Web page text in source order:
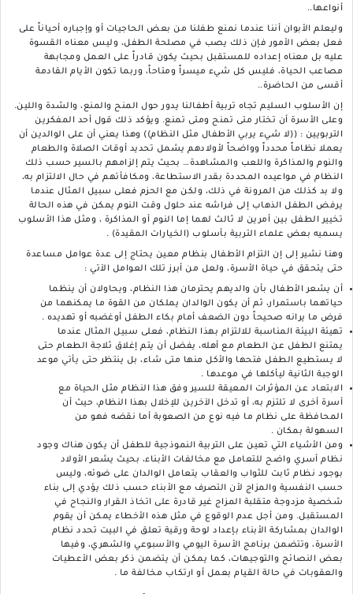
أنواعها..
وليعلم الأبوان أننا عندما نمنع طفلنا من بعض الحاجيات أو وإجباره أحياناً على
فعل بعض الأمور فإن ذلك يصب في مصلحة الطفل، وليس معناه القسوة
عليه بل معناه إعداده للمستقبل بحيث يكون قادراً على العمل ومجابهة
مصاعب الحياة، فليس كل شيء ميسراً ومتاحاً، وربما تكون الأيام القادمة
أقسى من الحاضرة..
إن الأسلوب السليم تجاه تربية أطفالنا يدور حول المنح والمنع، والشدة واللين.
وعلى الأسرة أن تختار متى تمنح ومتى تمنع. ويؤكد ذلك قول أحد المفكرين
التربويين : ((لا شيء يربي الأطفال مثل النظام)) وهذا يعني أن على الوالدين أن
يعملا نظاماً محدداً وواضحاً لأولادهم يشمل تحديد أوقات الصلاة والطعام
والنوم والمذاكرة واللعب والمشاهدة… بحيث يتم إلزامهم بالسير حسب ذلك
النظام في مواعيده المحددة بقدر الاستطاعة، ومكافأتهم في حال الالتزام به،
ولا بد كذلك من المرونة في ذلك، ولكن مع الحزم فعلى سبيل المثال عندما
يرفض الطفل الذهاب إلى فراشه عند حلول وقت النوم يمكن في هذه الحالة
تخيير الطفل بين أمرين لا ثالث لهما إما النوم أو المذاكرة ، ومثل هذا الأسلوب
يسميه بعض علماء التربية بأسلوب (الخيارات المقيدة) .
وهنا نشير إلى إن التزام الأطفال بنظام معين يحتاج إلى عدة عوامل مساعدة
حتى يتحقق في حياة الأسرة، ولعل من أبرز تلك العوامل الآتي :
أن يشعر الأطفال بأن والديهم يحترمان هذا النظام، ويحاولان أن ينظما
حياتهما باستمرار، ثم أن يكون الوالدان يملكان من القوة ما يمكنهما من
فرض ما يرانه صحيحاً دون الضعف أمام بكاء الطفل أوغضبه أو تهديده .
تهيئة البيئة المناسبة للالتزام بهذا النظام، فعلى سبيل المثال عندما
يمتنع الطفل عن الطعام مع أهله، يفضل أن يتم إغلاق ثلاجة الطعام حتى
لا يستطيع الطفل فتحها والأكل منها متى شاء، بل ينتظر حتى يأتي موعد
الوجبة الثانية ليأكلها في موعدها .
الابتعاد عن المؤثرات المعيقة للسير وفق هذا النظام مثل الحياة مع
أسرة أخرى لا تلتزم به، أو تدخل الآخرين للإخلال بهذا النظام، حيث أن
المحافظة على نظام ما فيه نوع من الصعوبة أما نقضه فهو من
السهولة بمكان .
ومن الأشياء التي تعين على التربية النموذجية للطفل أن يكون هناك وجود
نظام أسري واضح للتعامل مع مخالفات الأبناء، بحيث يشعر الأولاد
بوجود نظام ثابت للثواب والعقاب يتعامل الوالدان على ضوئه، وليس
حسب النفسية والمزاج لأن التصرف مع الأبناء حسب ذلك يؤدي إلى بناء
شخصية مزدوجة متقلبة المزاج غير قادرة على اتخاذ القرار والنجاح في
المستقبل. ومن أجل عدم الوقوع في مثل هذه الأخطاء يمكن أن يقوم
الوالدان بمشاركة الأبناء بإعداد لوحة ورقية تعلق في البيت تحدد نظام
الأسرة، وتتضمن برنامج الأسرة اليومي والأسبوعي والشهري، وفيها
بعض النصائح والتوجيهات، كما يمكن أن يتضمن ذكر بعض الأعطيات
والعقوبات في حالة القيام بعمل أو ارتكاب مخالفة ما .